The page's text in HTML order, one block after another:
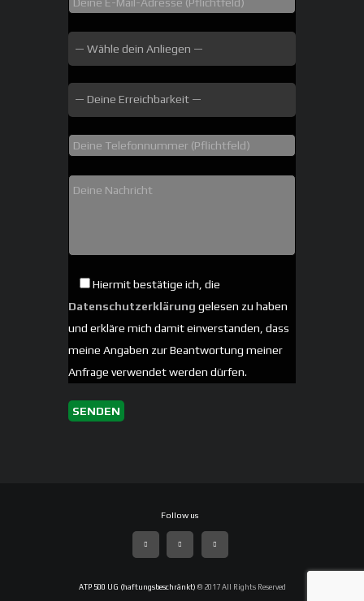
Hiermit bestätige ich, die
Datenschutzerklärung gelesen zu haben
und erkläre mich damit einverstanden, dass
meine Angaben zur Beantwortung meiner
Anfrage verwendet werden dürfen.
ATP 500 UG (haftungsbeschränkt) © 2017 All Rights Reserved